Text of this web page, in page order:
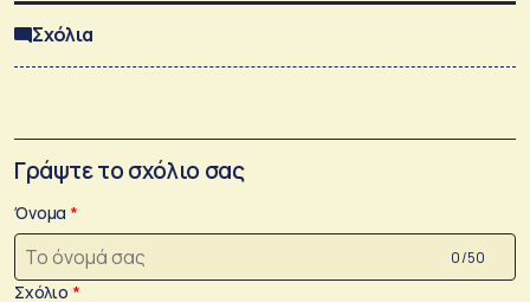
Σχόλια
Γράψτε το σχόλιο σας
Όνομα
0 /50
Σχόλιο